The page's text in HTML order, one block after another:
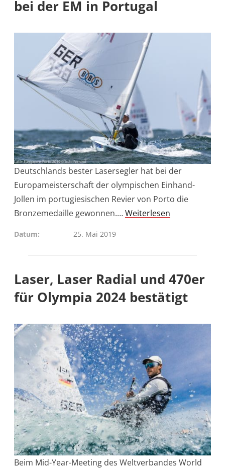
bei der EM in Portugal
Deutschlands bester Lasersegler hat bei der
Europameisterschaft der olympischen Einhand-
Jollen im portugiesischen Revier von Porto die
Bronzemedaille gewonnen.…Weiterlesen
Datum 25. Mai 2019
Laser, Laser Radial und 470er
für Olympia 2024 bestätigt
Beim Mid-Year-Meeting des Weltverbandes World